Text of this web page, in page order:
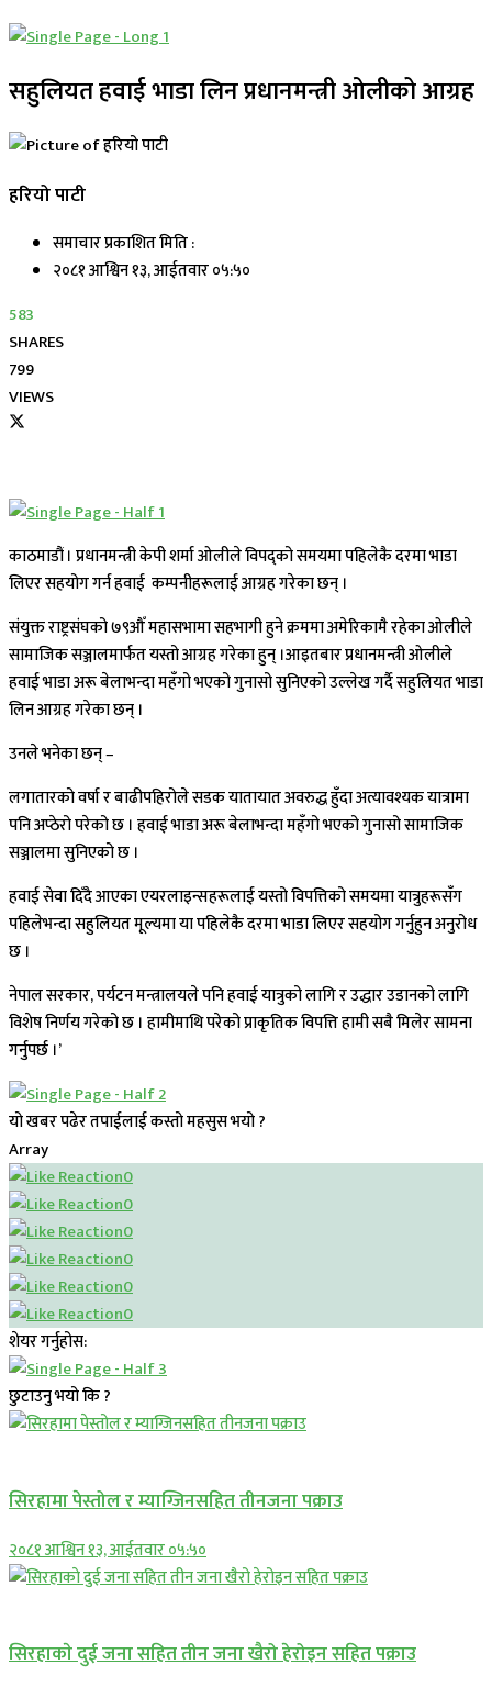
सहुलियत हवाई भाडा लिन प्रधानमन्त्री ओलीको आग्रह
हरियो पाटी
समाचार प्रकाशित मिति :
२०८१ आश्विन १३, आईतवार ०५:५०
583
SHARES
799
VIEWS
काठमाडौं । प्रधानमन्त्री केपी शर्मा ओलीले विपद्को समयमा पहिलेकै दरमा भाडा
लिएर सहयोग गर्न हवाई कम्पनीहरूलाई आग्रह गरेका छन् ।
संयुक्त राष्ट्रसंघको ७९औँ महासभामा सहभागी हुने क्रममा अमेरिकामै रहेका ओलीले
सामाजिक सञ्जालमार्फत यस्तो आग्रह गरेका हुन् ।आइतबार प्रधानमन्त्री ओलीले
हवाई भाडा अरू बेलाभन्दा महँगो भएको गुनासो सुनिएको उल्लेख गर्दै सहुलियत भाडा
लिन आग्रह गरेका छन् ।
उनले भनेका छन् –
लगातारको वर्षा र बाढीपहिरोले सडक यातायात अवरुद्ध हुँदा अत्यावश्यक यात्रामा
पनि अप्ठेरो परेको छ । हवाई भाडा अरू बेलाभन्दा महँगो भएको गुनासो सामाजिक
सञ्जालमा सुनिएको छ ।
हवाई सेवा दिँदै आएका एयरलाइन्सहरूलाई यस्तो विपत्तिको समयमा यात्रुहरूसँग
पहिलेभन्दा सहुलियत मूल्यमा या पहिलेकै दरमा भाडा लिएर सहयोग गर्नुहुन अनुरोध
छ ।
नेपाल सरकार, पर्यटन मन्त्रालयले पनि हवाई यात्रुको लागि र उद्धार उडानको लागि
विशेष निर्णय गरेको छ । हामीमाथि परेको प्राकृतिक विपत्ति हामी सबै मिलेर सामना
गर्नुपर्छ ।’
यो खबर पढेर तपाईलाई कस्तो महसुस भयो ?
Array
0
0
0
0
0
0
शेयर गर्नुहोस:
छुटाउनु भयो कि ?
सिरहामा पेस्तोल र म्याग्जिनसहित तीनजना पक्राउ
२०८१ आश्विन १३, आईतवार ०५:५०
सिरहाकाे दुई जना सहित तीन जना खैरो हेरोइन सहित पक्राउ